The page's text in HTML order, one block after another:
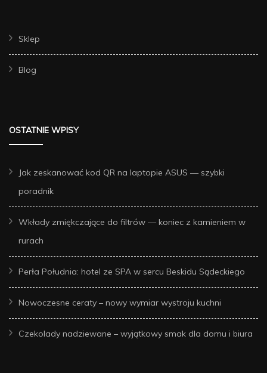
Sklep
Blog
OSTATNIE WPISY
Jak zeskanować kod QR na laptopie ASUS — szybki
poradnik
Wkłady zmiękczające do filtrów — koniec z kamieniem w
rurach
Perła Południa: hotel ze SPA w sercu Beskidu Sądeckiego
Nowoczesne ceraty – nowy wymiar wystroju kuchni
Czekolady nadziewane – wyjątkowy smak dla domu i biura